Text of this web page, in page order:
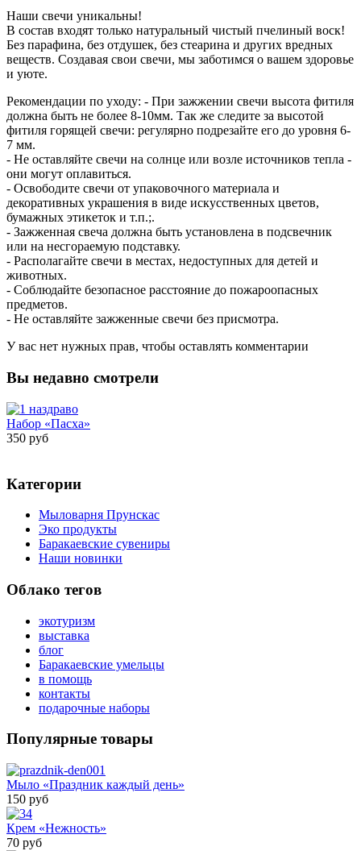
Наши свечи уникальны!
В состав входят только натуральный чистый пчелиный воск!
Без парафина, без отдушек, без стеарина и других вредных
веществ. Создавая свои свечи, мы заботимся о вашем здоровье
и уюте.
Рекомендации по уходу: - При зажжении свечи высота фитиля
должна быть не более 8-10мм. Так же следите за высотой
фитиля горящей свечи: регулярно подрезайте его до уровня 6-
7 мм.
- Не оставляйте свечи на солнце или возле источников тепла -
они могут оплавиться.
- Освободите свечи от упаковочного материала и
декоративных украшения в виде искусственных цветов,
бумажных этикеток и т.п.;.
- Зажженная свеча должна быть установлена в подсвечник
или на несгораемую подставку.
- Располагайте свечи в местах, недоступных для детей и
животных.
- Соблюдайте безопасное расстояние до пожароопасных
предметов.
- Не оставляйте зажженные свечи без присмотра.
У вас нет нужных прав, чтобы оставлять комментарии
Вы недавно смотрели
Набор «Пасха»
350 руб
Категории
Мыловарня Прунскас
Эко продукты
Баракаевские сувениры
Наши новинки
Облако тегов
экотуризм
выставка
блог
Баракаевские умельцы
в помощь
контакты
подарочные наборы
Популярные товары
Мыло «Праздник каждый день»
150 руб
Крем «Нежность»
70 руб